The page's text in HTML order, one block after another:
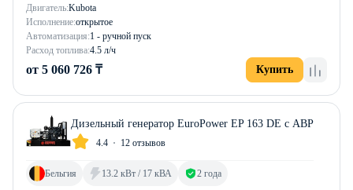
Двигатель:Kubota
Исполнение:открытое
Автоматизация:1 - ручной пуск
Расход топлива:4.5 л/ч
от 5 060 726 ₸ Купить
Дизельный генератор EuroPower EP 163 DE с АВР
4.4 12 отзывов
Бельгия 13.2 кВт / 17 кВА 2 года